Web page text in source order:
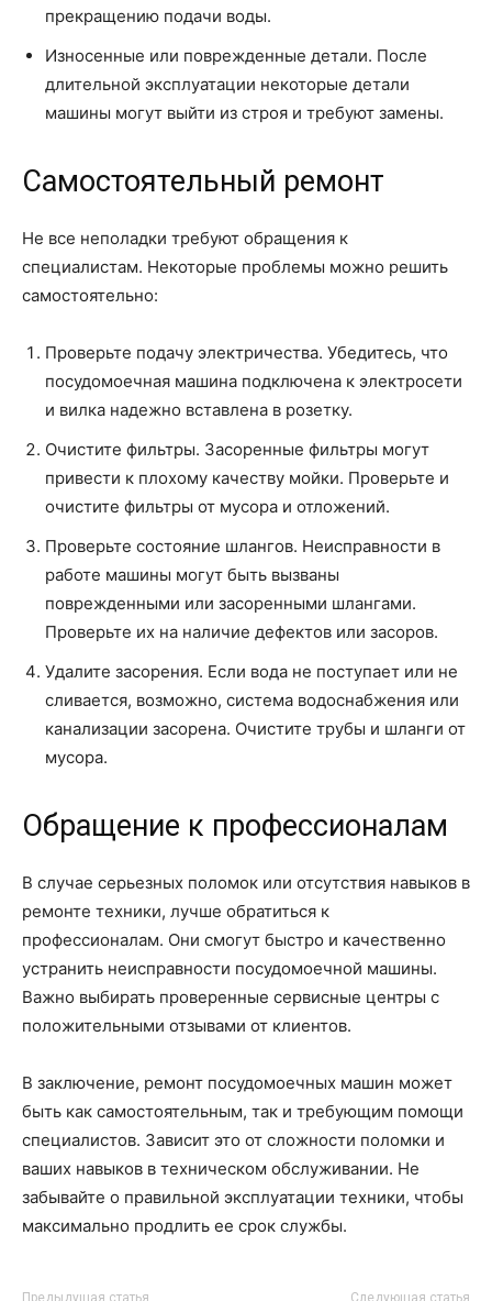
прекращению подачи воды.
Износенные или поврежденные детали. После
длительной эксплуатации некоторые детали
машины могут выйти из строя и требуют замены.
Самостоятельный ремонт
Не все неполадки требуют обращения к
специалистам. Некоторые проблемы можно решить
самостоятельно:
Проверьте подачу электричества. Убедитесь, что
посудомоечная машина подключена к электросети
и вилка надежно вставлена в розетку.
Очистите фильтры. Засоренные фильтры могут
привести к плохому качеству мойки. Проверьте и
очистите фильтры от мусора и отложений.
Проверьте состояние шлангов. Неисправности в
работе машины могут быть вызваны
поврежденными или засоренными шлангами.
Проверьте их на наличие дефектов или засоров.
Удалите засорения. Если вода не поступает или не
сливается, возможно, система водоснабжения или
канализации засорена. Очистите трубы и шланги от
мусора.
Обращение к профессионалам
В случае серьезных поломок или отсутствия навыков в
ремонте техники, лучше обратиться к
профессионалам. Они смогут быстро и качественно
устранить неисправности посудомоечной машины.
Важно выбирать проверенные сервисные центры с
положительными отзывами от клиентов.
В заключение, ремонт посудомоечных машин может
быть как самостоятельным, так и требующим помощи
специалистов. Зависит это от сложности поломки и
ваших навыков в техническом обслуживании. Не
забывайте о правильной эксплуатации техники, чтобы
максимально продлить ее срок службы.
Предыдущая статья Следующая статья